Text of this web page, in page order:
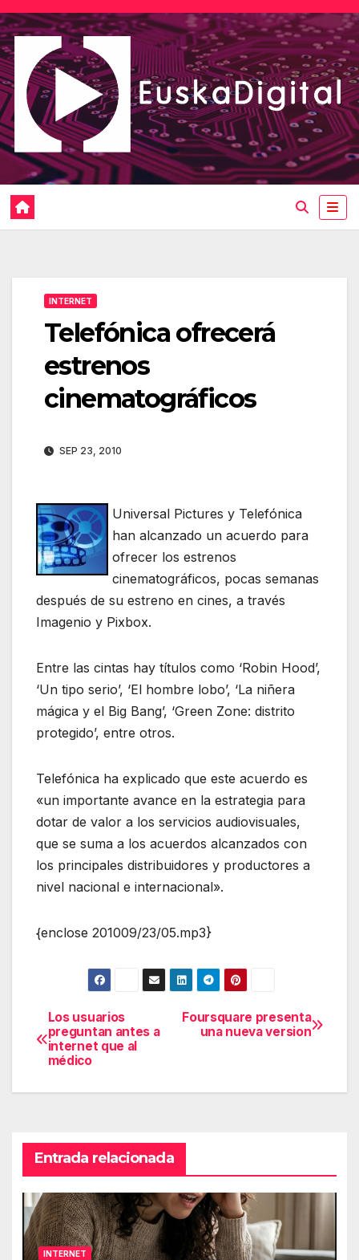
Saltar
al
contenido
INTERNET
Telefónica ofrecerá
estrenos
cinematográficos
SEP 23, 2010
Universal Pictures y Telefónica
han alcanzado un acuerdo para
ofrecer los estrenos
cinematográficos, pocas semanas
después de su estreno en cines, a través
Imagenio y Pixbox.
Entre las cintas hay títulos como ‘Robin Hood’,
‘Un tipo serio’, ‘El hombre lobo’, ‘La niñera
mágica y el Big Bang’, ‘Green Zone: distrito
protegido’, entre otros.
Telefónica ha explicado que este acuerdo es
«un importante avance en la estrategia para
dotar de valor a los servicios audiovisuales,
que se suma a los acuerdos alcanzados con
los principales distribuidores y productores a
nivel nacional e internacional».
{enclose 201009/23/05.mp3}
Navegación
de
entradas
Foursquare presenta
una nueva version
Los usuarios
preguntan antes a
internet que al
médico
Entrada relacionada
INTERNET